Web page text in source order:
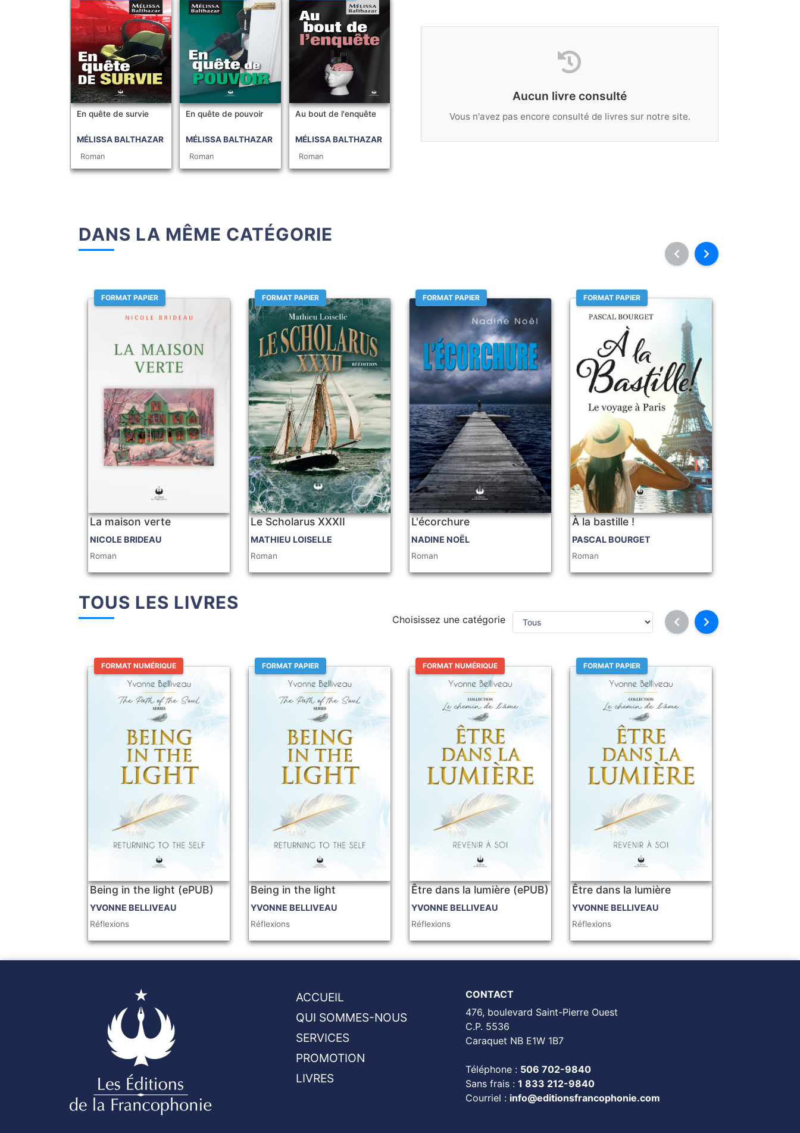
En quête de survie
MÉLISSA BALTHAZAR
Roman
En quête de pouvoir
MÉLISSA BALTHAZAR
Roman
Au bout de l'enquête
MÉLISSA BALTHAZAR
Roman
Aucun livre consulté
Vous n'avez pas encore consulté de livres sur notre site.
DANS LA MÊME CATÉGORIE
FORMAT PAPIER
La maison verte
NICOLE BRIDEAU
Roman
FORMAT PAPIER
Le Scholarus XXXII
MATHIEU LOISELLE
Roman
FORMAT PAPIER
L'écorchure
NADINE NOËL
Roman
FORMAT PAPIER
À la bastille !
PASCAL BOURGET
Roman
TOUS LES LIVRES
Choisissez une catégorie
FORMAT NUMÉRIQUE
Being in the light (ePUB)
YVONNE BELLIVEAU
Réflexions
FORMAT PAPIER
Being in the light
YVONNE BELLIVEAU
Réflexions
FORMAT NUMÉRIQUE
Être dans la lumière (ePUB)
YVONNE BELLIVEAU
Réflexions
FORMAT PAPIER
Être dans la lumière
YVONNE BELLIVEAU
Réflexions
ACCUEIL
QUI SOMMES-NOUS
SERVICES
PROMOTION
LIVRES
CONTACT
476, boulevard Saint-Pierre Ouest
C.P. 5536
Caraquet NB E1W 1B7
Téléphone : 506 702-9840
Sans frais : 1 833 212-9840
Courriel : info@editionsfrancophonie.com